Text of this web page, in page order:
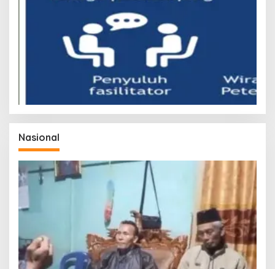
Nasional